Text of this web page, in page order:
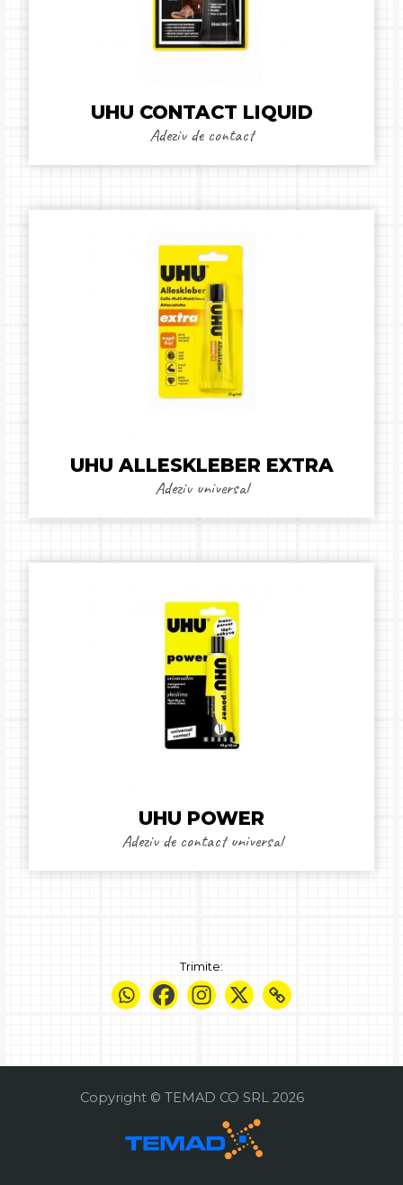
UHU CONTACT LIQUID
Adeziv de contact
UHU ALLESKLEBER EXTRA
Adeziv universal
UHU POWER
Adeziv de contact universal
Trimite:
Copyright © TEMAD CO SRL 2026